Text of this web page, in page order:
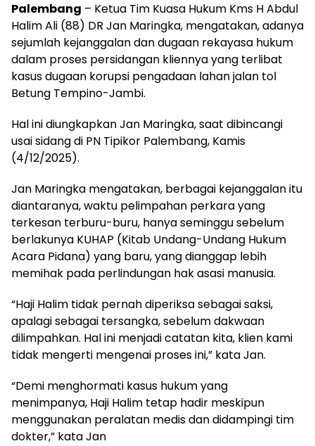
Palembang – Ketua Tim Kuasa Hukum Kms H Abdul
Halim Ali (88) DR Jan Maringka, mengatakan, adanya
sejumlah kejanggalan dan dugaan rekayasa hukum
dalam proses persidangan kliennya yang terlibat
kasus dugaan korupsi pengadaan lahan jalan tol
Betung Tempino-Jambi.
Hal ini diungkapkan Jan Maringka, saat dibincangi
usai sidang di PN Tipikor Palembang, Kamis
(4/12/2025).
Jan Maringka mengatakan, berbagai kejanggalan itu
diantaranya, waktu pelimpahan perkara yang
terkesan terburu-buru, hanya seminggu sebelum
berlakunya KUHAP (Kitab Undang-Undang Hukum
Acara Pidana) yang baru, yang dianggap lebih
memihak pada perlindungan hak asasi manusia.
“Haji Halim tidak pernah diperiksa sebagai saksi,
apalagi sebagai tersangka, sebelum dakwaan
dilimpahkan. Hal ini menjadi catatan kita, klien kami
tidak mengerti mengenai proses ini,” kata Jan.
“Demi menghormati kasus hukum yang
menimpanya, Haji Halim tetap hadir meskipun
menggunakan peralatan medis dan didampingi tim
dokter,” kata Jan